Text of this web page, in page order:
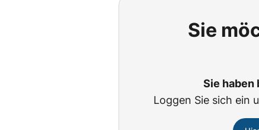
Sie
Sie haben
Loggen Sie sich ein